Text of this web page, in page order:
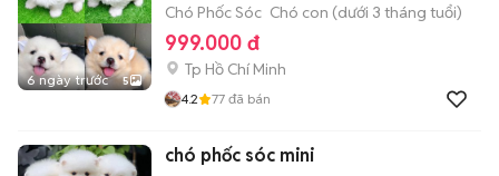
6 ngày trước 5
Chó Phốc Sóc Chó con (dưới 3 tháng tuổi)
999.000 đ
Tp Hồ Chí Minh
4.2 77 đã bán
chó phốc sóc mini